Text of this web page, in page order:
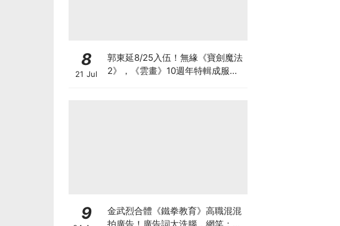
8
21 Jul
郭東延8/25入伍！無緣《寶劍魔法
2》，《雲畫》10週年特輯成服役
9
金武烈合體《鐵拳教育》高職混混